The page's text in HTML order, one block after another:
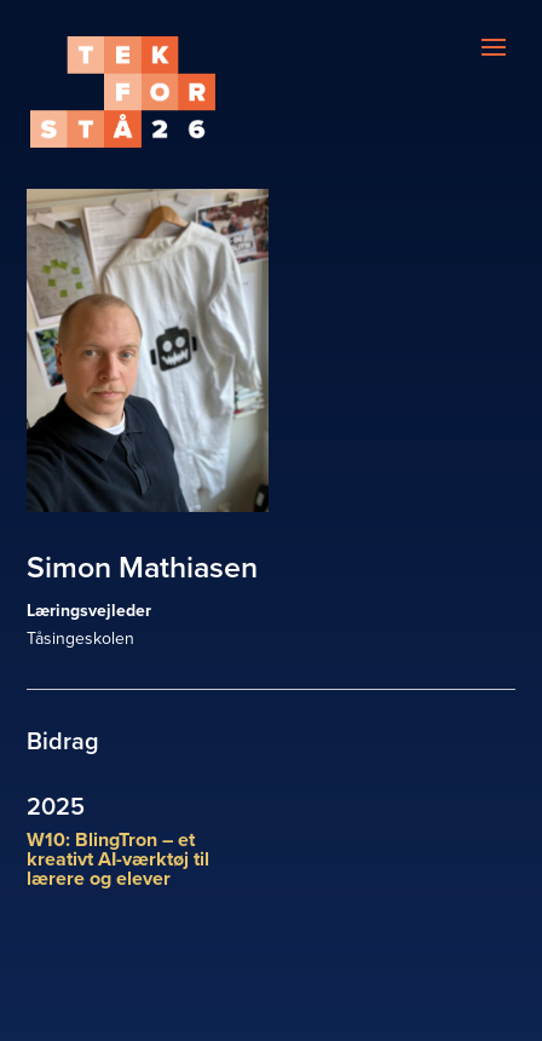
Simon Mathiasen
Læringsvejleder
Tåsingeskolen
Bidrag
2025
W10: BlingTron – et
kreativt AI-værktøj til
lærere og elever